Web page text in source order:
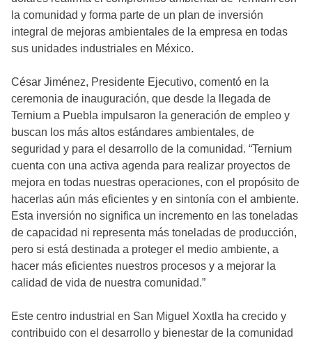
la comunidad y forma parte de un plan de inversión
integral de mejoras ambientales de la empresa en todas
sus unidades industriales en México.
César Jiménez, Presidente Ejecutivo, comentó en la
ceremonia de inauguración, que desde la llegada de
Ternium a Puebla impulsaron la generación de empleo y
buscan los más altos estándares ambientales, de
seguridad y para el desarrollo de la comunidad. “Ternium
cuenta con una activa agenda para realizar proyectos de
mejora en todas nuestras operaciones, con el propósito de
hacerlas aún más eficientes y en sintonía con el ambiente.
Esta inversión no significa un incremento en las toneladas
de capacidad ni representa más toneladas de producción,
pero si está destinada a proteger el medio ambiente, a
hacer más eficientes nuestros procesos y a mejorar la
calidad de vida de nuestra comunidad.”
Este centro industrial en San Miguel Xoxtla ha crecido y
contribuido con el desarrollo y bienestar de la comunidad